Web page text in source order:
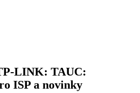
LINK: TAUC:
ISP a novinky